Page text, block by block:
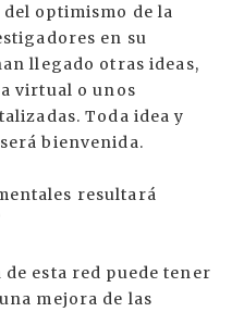
optimismo de la
en su
llegado otras ideas,
virtual o unos
Toda idea y
bienvenida.
resultará
esta red puede tener
mejora de las